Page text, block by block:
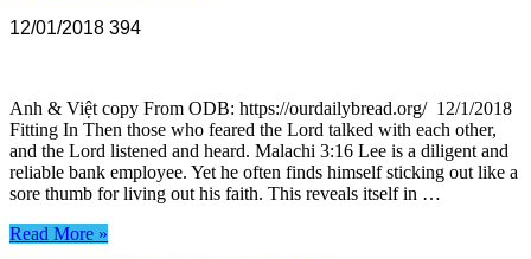
12/01/2018 394
Anh & Việt copy From ODB: https://ourdailybread.org/ 12/1/2018
Fitting In Then those who feared the Lord talked with each other,
and the Lord listened and heard. Malachi 3:16 Lee is a diligent and
reliable bank employee. Yet he often finds himself sticking out like a
sore thumb for living out his faith. This reveals itself in …
Read More »